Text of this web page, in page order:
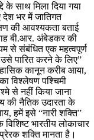
के साथ मिला दिया गया
भर में जातिगत
की आवश्यकता बताई
बी.आर. अंबेडकर की
से संबंधित एक महत्वपूर्ण
पारित करने के लिए”
कानून करीब आया,
विश्लेषण पश्चिमी
से नहीं किया जाना
की नैतिक उदारता के
हमें इसे “नारी शक्ति”
भारतीय लोकाचार
शक्ति मानता है।